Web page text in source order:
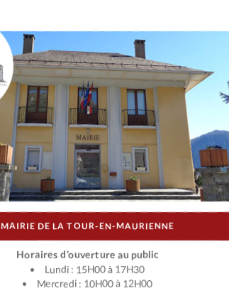
MAIRIE DE LA TOUR-EN-MAURIENNE
Horaires d’ouverture au public
Lundi : 15H00 à 17H30
Mercredi : 10H00 à 12H00